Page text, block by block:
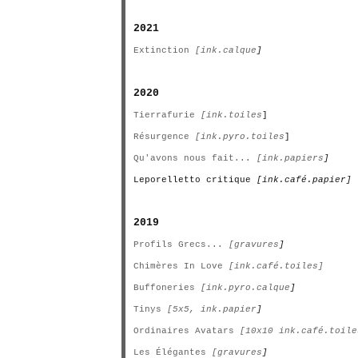
2021
Extinction [ink.calque ]
2020
Tierrafurie [ink.toiles]
Résurgence [ink.pyro.toiles]
Qu'avons nous fait... [ink.papiers ]
Leporelletto critique [ink.café.papier]
2019
Profils Grecs... [gravures ]
Chimères In Love [ink.café.toiles]
Buffoneries [ink.pyro.calque ]
Tinys [5x5, ink.papier ]
Ordinaires Avatars [10x10
Les Élégantes [gravures ]